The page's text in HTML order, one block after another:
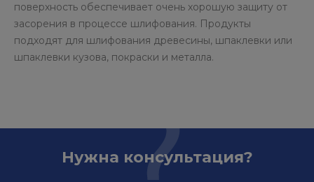
поверхность обеспечивает очень хорошую защиту от
засорения в процессе шлифования. Продукты
подходят для шлифования древесины, шпаклевки или
шпаклевки кузова, покраски и металла.
Нужна консультация?